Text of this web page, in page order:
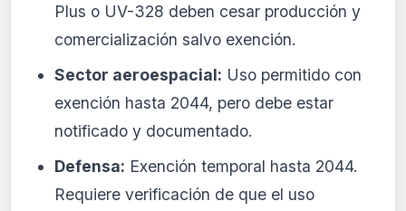
Plus o UV-328 deben cesar producción y
comercialización salvo exención.
Sector aeroespacial: Uso permitido con
exención hasta 2044, pero debe estar
notificado y documentado.
Defensa: Exención temporal hasta 2044.
Requiere verificación de que el uso